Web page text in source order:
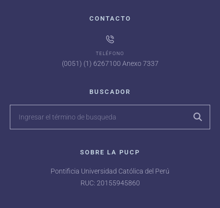
CONTACTO
TELÉFONO
(0051) (1) 6267100 Anexo 7337
BUSCADOR
SOBRE LA PUCP
Pontificia Universidad Católica del Perú
RUC: 20155945860